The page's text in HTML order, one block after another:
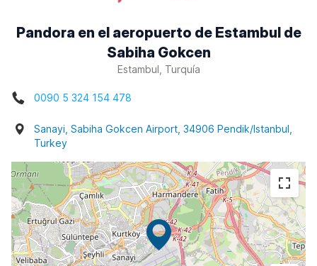
Pandora en el aeropuerto de Estambul de
Sabiha Gokcen
Estambul, Turquía
0090 5 324 154 478
Sanayi, Sabiha Gokcen Airport, 34906 Pendik/Istanbul,
Turkey